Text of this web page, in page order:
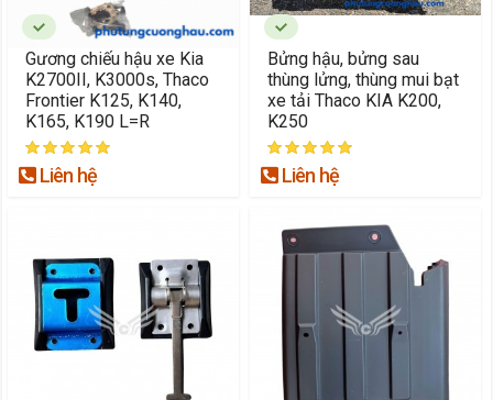
Gương chiếu hậu xe Kia
K2700II, K3000s, Thaco
Frontier K125, K140,
K165, K190 L=R
Liên hệ
Bửng hậu, bửng sau
thùng lửng, thùng mui bạt
xe tải Thaco KIA K200,
K250
Liên hệ